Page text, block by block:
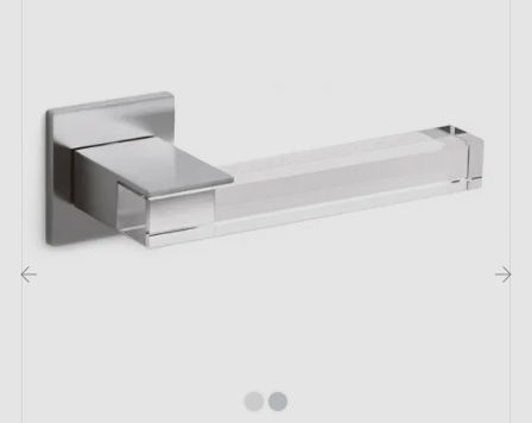
Adaptateurs de montage
Deux tiges carrées : 7x7 mm pour la France, 8x8 mm
pour la Belgique, la Suisse et l'UE
Vis M4 pour une fixation robuste